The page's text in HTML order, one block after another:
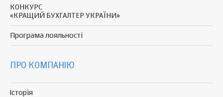
КОНКУРС
«КРАЩИЙ БУХГАЛТЕР УКРАЇНИ»
Програма лояльності
ПРО КОМПАНІЮ
Історія